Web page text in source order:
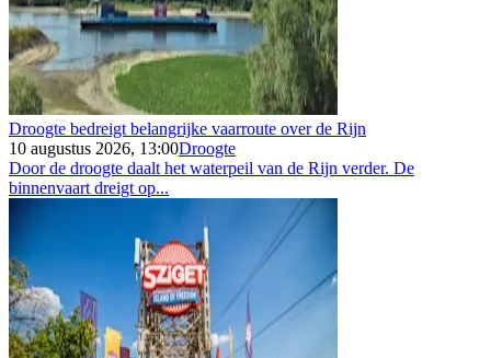
Droogte bedreigt belangrijke vaarroute over de Rijn
10 augustus 2026, 13:00Droogte
Door de droogte daalt het waterpeil van de Rijn verder. De
binnenvaart dreigt op...